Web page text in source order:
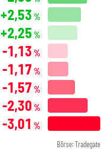
+2,53 %
+2,25 %
-1,13 %
-1,17 %
-1,57 %
-2,30 %
-3,01 %
Börse: Tradegate